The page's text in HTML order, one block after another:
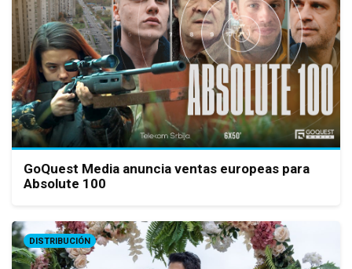
GoQuest Media anuncia ventas europeas para
Absolute 100
DISTRIBUCIÓN